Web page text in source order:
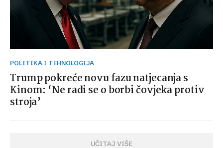
POLITIKA I TEHNOLOGIJA
Trump pokreće novu fazu natjecanja s
Kinom: ‘Ne radi se o borbi čovjeka protiv
stroja’
UČITAJ VIŠE